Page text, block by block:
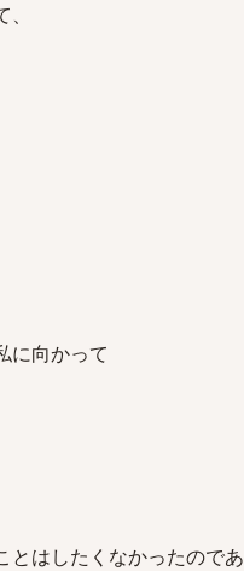
に向かって
とはしたくなかったのであ